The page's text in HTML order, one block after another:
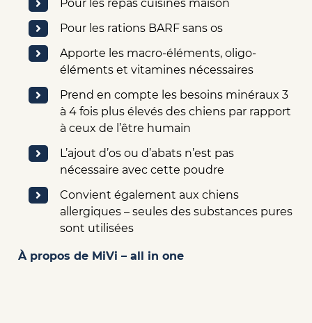
Pour les repas cuisinés maison
Pour les rations BARF sans os
Apporte les macro-éléments, oligo-
éléments et vitamines nécessaires
Prend en compte les besoins minéraux 3
à 4 fois plus élevés des chiens par rapport
à ceux de l’être humain
L’ajout d’os ou d’abats n’est pas
nécessaire avec cette poudre
Convient également aux chiens
allergiques – seules des substances pures
sont utilisées
À propos de MiVi – all in one